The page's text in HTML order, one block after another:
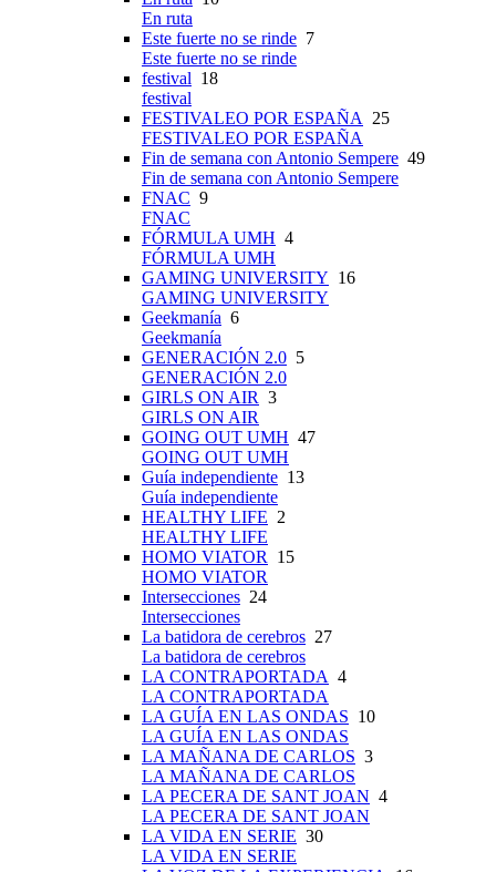
En ruta
Este fuerte no se rinde 7
Este fuerte no se rinde
festival 18
festival
FESTIVALEO POR ESPAÑA
25
FESTIVALEO POR ESPAÑA
Fin de semana con Antonio Sempere 49
Fin de semana con Antonio Sempere
FNAC 9
FNAC
FÓRMULA UMH 4
FÓRMULA UMH
GAMING UNIVERSITY 16
GAMING UNIVERSITY
Geekmanía 6
Geekmanía
GENERACIÓN 2.0 5
GENERACIÓN 2.0
GIRLS ON AIR 3
GIRLS ON AIR
GOING OUT UMH 47
GOING OUT UMH
Guía independiente 13
Guía independiente
HEALTHY LIFE 2
HEALTHY LIFE
HOMO VIATOR
15
HOMO VIATOR
Intersecciones 24
Intersecciones
La batidora de cerebros 27
La batidora de cerebros
LA CONTRAPORTADA 4
LA CONTRAPORTADA
LA GUÍA EN LAS ONDAS 10
LA GUÍA EN LAS ONDAS
LA MAÑANA DE CARLOS 3
LA MAÑANA DE CARLOS
LA PECERA DE SANT JOAN 4
LA PECERA DE SANT JOAN
LA VIDA EN SERIE 30
LA VIDA EN SERIE